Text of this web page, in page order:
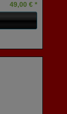
49,00 € *